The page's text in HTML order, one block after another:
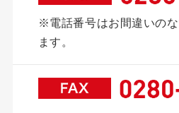
※電話番号はお間違いの
ます。